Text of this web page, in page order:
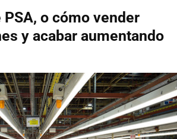
o cómo vender
y acabar aumentando